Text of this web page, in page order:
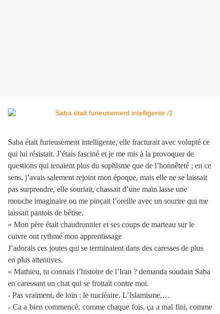
Saba était furieusement intelligente, elle fracturait avec volupté ce
qui lui résistait. J’étais fasciné et je me mis à la provoquer de
questions qui tenaient plus du sophisme que de l’honnêteté ; en ce
sens, j’avais salement rejoint mon époque, mais elle ne se laissait
pas surprendre, elle souriait, chassait d’une main lasse une
mouche imaginaire ou me pinçait l’oreille avec un sourire qui me
laissait pantois de bêtise.
« Mon père était chaudronnier et ses coups de marteau sur le
cuivre ont rythmé mon apprentissage
J’adorais ces joutes qui se terminaient dans des caresses de plus
en plus attentives.
« Mathieu, tu connais l’histoire de l’Iran ? demanda soudain Saba
en caressant un chat qui se frottait contre moi.
- Pas vraiment, de loin : le nucléaire, L’Islamisme,…
- Ca a bien commencé, comme chaque fois, ça a mal fini, comme